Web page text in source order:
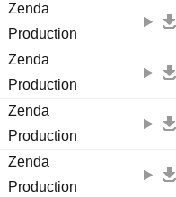
Zenda
Production
Zenda
Production
Zenda
Production
Zenda
Production